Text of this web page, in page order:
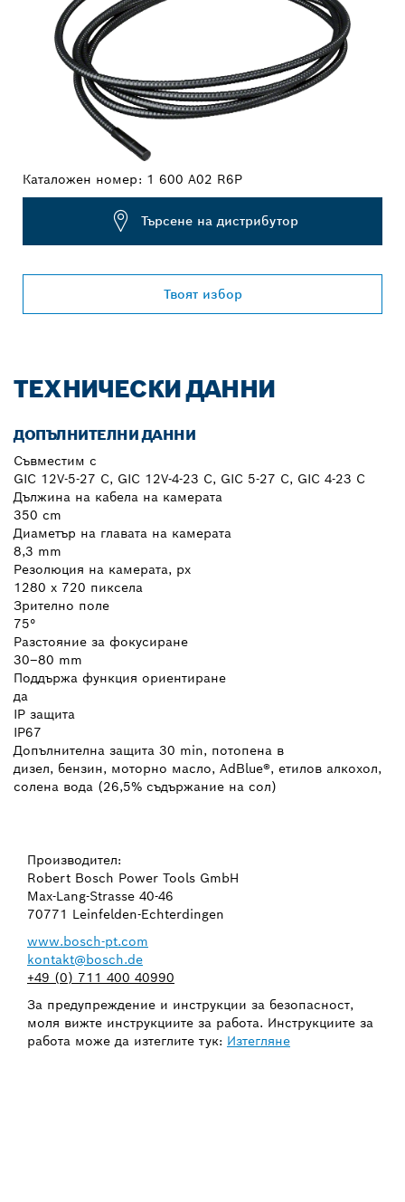
Каталожен номер: 1 600 A02 R6P
Търсене на дистрибутор
Твоят избор
ТЕХНИЧЕСКИ ДАННИ
ДОПЪЛНИТЕЛНИ ДАННИ
Съвместим с
GIC 12V-5-27 C, GIC 12V-4-23 C, GIC 5-27 C, GIC 4-23 C
Дължина на кабела на камерата
350 cm
Диаметър на главата на камерата
8,3 mm
Резолюция на камерата, px
1280 x 720 пиксела
Зрително поле
75°
Разстояние за фокусиране
30–80 mm
Поддържа функция ориентиране
да
IP защита
IP67
Допълнителна защита 30 min, потопена в
дизел, бензин, моторно масло, AdBlue®, етилов алкохол,
солена вода (26,5% съдържание на сол)
Производител:
Robert Bosch Power Tools GmbH
Max-Lang-Strasse 40-46
70771 Leinfelden-Echterdingen
www.bosch-pt.com
kontakt@bosch.de
+49 (0) 711 400 40990
За предупреждение и инструкции за безопасност,
моля вижте инструкциите за работа. Инструкциите за
работа може да изтеглите тук: Изтегляне